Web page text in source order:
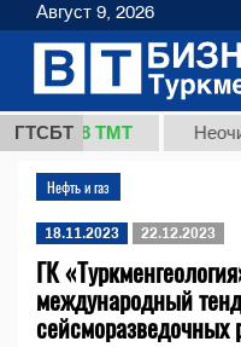
ГТСБТ
37,8 ТМТ
Нефть и газ
18.11.2023 22.12.2023
ГК
международный
сейсморазведочных
Август 9, 2026